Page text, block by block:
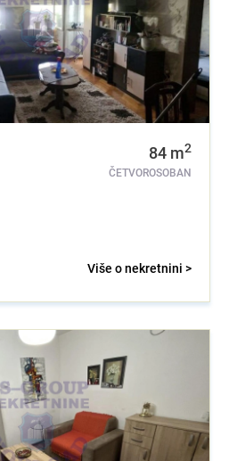
84 m2
ČETVOROSOBAN
Više o nekretnini >